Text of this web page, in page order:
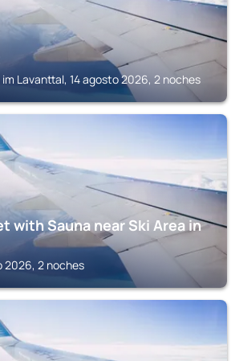
Lavanttal, 14 agosto 2026, 2 noches
with Sauna near Ski Area in
2026, 2 noches